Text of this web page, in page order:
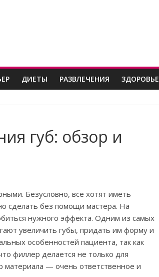
ДИЕТЫ РАЗВЛЕЧЕНИЯ ЗДОРОВЬЕ
губ: обзор и
Безусловно, все хотят иметь
сделать без помощи мастера. На
нужного эффекта. Одним из самых
увеличить губы, придать им форму и
особенностей пациента, так как
филлер делается не только для
материала — очень ответственное и